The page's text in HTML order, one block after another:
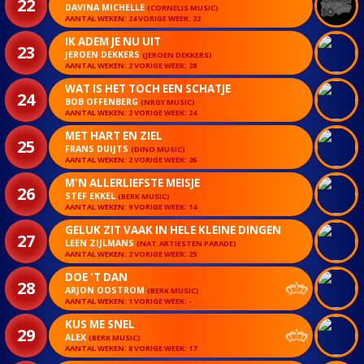
22 DAVINA MICHELLE(CORNELIS MUSIC)
AANTAL WEKEN: 24 VORIGE WEEK: 22
23 IK ADEM JE NU UIT
JEROEN DEKKERS(JEROEN DEKKERS)
AANTAL WEKEN: 2 VORIGE WEEK: 28
24 WAT IS HET TOCH EEN SCHATJE
BOB OFFENBERG(NRGY MUSIC)
AANTAL WEKEN: 2 VORIGE WEEK: 24
25 MET HART EN ZIEL
FRANS DUIJTS(DINO MUSIC)
AANTAL WEKEN: 2 VORIGE WEEK: 26
26 M'N ALLERLIEFSTE MEISJE
STEF EKKEL(BERK MUSIC)
AANTAL WEKEN: 9 VORIGE WEEK: 14
27 GELUK ZIT VAAK IN HELE KLEINE DINGEN
LEEN ZIJLMANS(NAT.ARTIESTEN PARADE)
AANTAL WEKEN: 2 VORIGE WEEK: 25
28 DOE 'T DAN
ARJON OOSTROM(BERK MUSIC)
AANTAL WEKEN: 1 VORIGE WEEK: -
29 KUS ME SNEL
ALEX(BERK MUSIC)
AANTAL WEKEN: 8 VORIGE WEEK: 17